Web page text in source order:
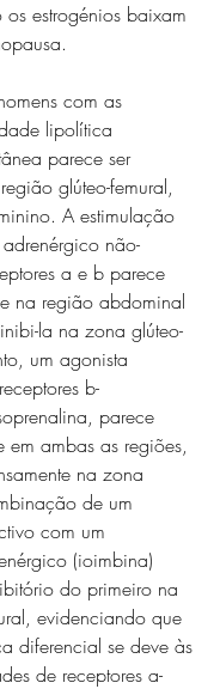
estrogénios baixam
com as
lipolítica
parece ser
glúteo-femural,
A estimulação
não-
a e b parece
na região abdominal
la na zona glúteo-
um agonista
b-
parece
em ambas as regiões,
na zona
de um
com um
(ioimbina)
do primeiro na
evidenciando que
diferencial se deve às
de receptores a-